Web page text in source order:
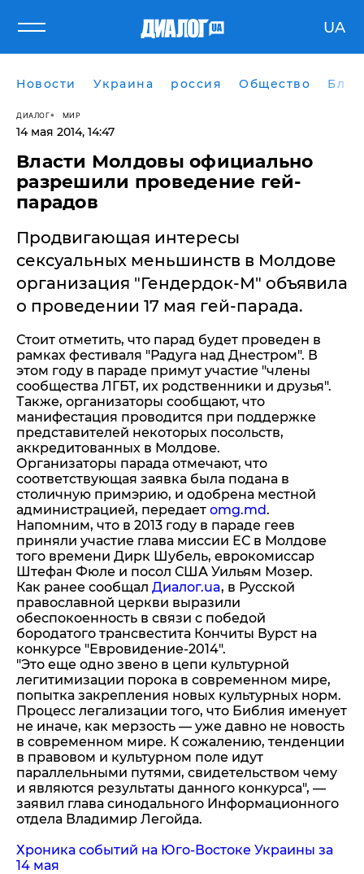
UA
Новости Украина россия Общество
ДИАЛОГ МИР
14 мая 2014, 14:47
Власти Молдовы официально
разрешили проведение гей-
парадов
Продвигающая интересы
сексуальных меньшинств в Молдове
организация "Гендердок-М" объявила
о проведении 17 мая гей-парада.
Стоит отметить, что парад будет проведен в
рамках фестиваля "Радуга над Днестром". В
этом году в параде примут участие "члены
сообщества ЛГБТ, их родственники и друзья".
Также, организаторы сообщают, что
манифестация проводится при поддержке
представителей некоторых посольств,
аккредитованных в Молдове.
Организаторы парада отмечают, что
соответствующая заявка была подана в
столичную примэрию, и одобрена местной
администрацией, передает omg.md.
Напомним, что в 2013 году в параде геев
приняли участие глава миссии ЕС в Молдове
того времени Дирк Шубель, еврокомиссар
Штефан Фюле и посол США Уильям Мозер.
Как ранее сообщал Диалог.ua, в Русской
православной церкви выразили
обеспокоенность в связи с победой
бородатого трансвестита Кончиты Вурст на
конкурсе "Евровидение-2014".
"Это еще одно звено в цепи культурной
легитимизации порока в современном мире,
попытка закрепления новых культурных норм.
Процесс легализации того, что Библия именует
не иначе, как мерзость — уже давно не новость
в современном мире. К сожалению, тенденции
в правовом и культурном поле идут
параллельными путями, свидетельством чему
и являются результаты данного конкурса", —
заявил глава синодального Информационного
отдела Владимир Легойда.
Хроника событий на Юго-Востоке Украины за
14 мая